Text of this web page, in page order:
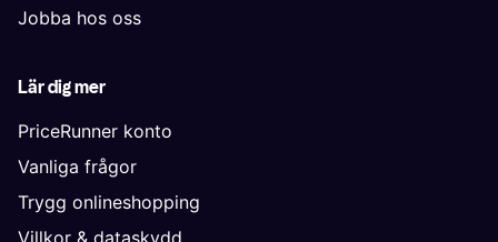
Jobba hos oss
Lär dig mer
PriceRunner konto
Vanliga frågor
Trygg onlineshopping